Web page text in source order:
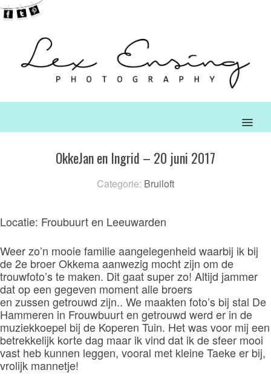
MENU
Locatie: Froubuurt en Leeuwarden
Weer zo’n mooie familie aangelegenheid waarbij ik bij
de 2e broer Okkema aanwezig mocht zijn om de
trouwfoto’s te maken. Dit gaat super zo! Altijd jammer
dat op een gegeven moment alle broers
en zussen getrouwd zijn.. We maakten foto’s bij stal De
Hammeren in Frouwbuurt en getrouwd werd er in de
muziekkoepel bij de Koperen Tuin. Het was voor mij een
betrekkelijk korte dag maar ik vind dat ik de sfeer mooi
vast heb kunnen leggen, vooral met kleine Taeke er bij,
vrolijk mannetje!
OkkeJan en Ingrid – 20 juni 2017
Categorie: Bruiloft